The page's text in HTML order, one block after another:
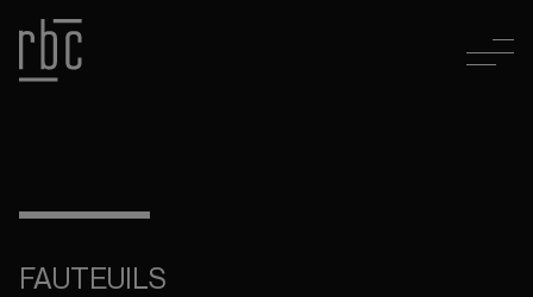
FAUTEUILS